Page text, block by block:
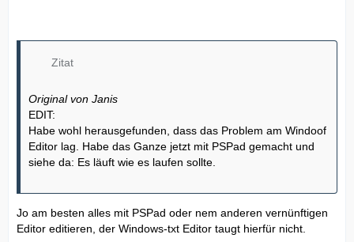
Zitat
Original von Janis
EDIT:
Habe wohl herausgefunden, dass das Problem am Windoof
Editor lag. Habe das Ganze jetzt mit PSPad gemacht und
siehe da: Es läuft wie es laufen sollte.
Jo am besten alles mit PSPad oder nem anderen vernünftigen
Editor editieren, der Windows-txt Editor taugt hierfür nicht.